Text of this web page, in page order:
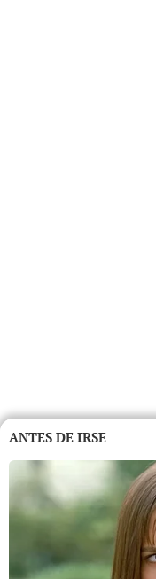
ANTES DE IRSE